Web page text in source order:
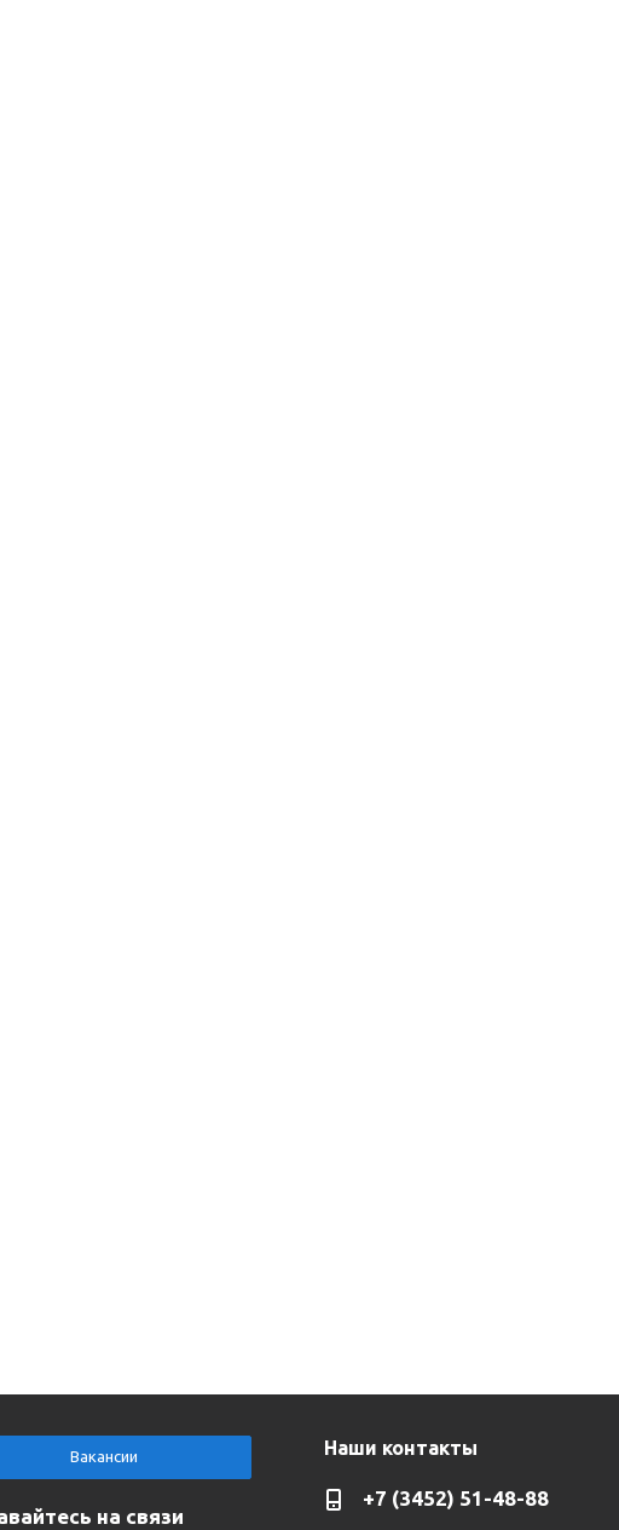
Вакансии
на связи
Наши контакты
+7 (3452) 51-48-88